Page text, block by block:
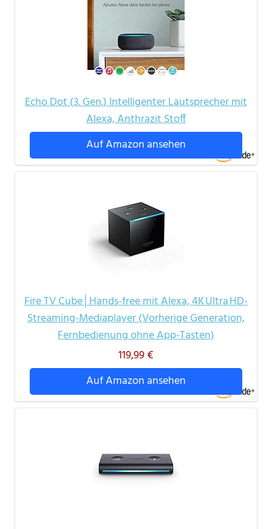
Echo Dot (3. Gen.) Intelligenter Lautsprecher mit
Alexa, Anthrazit Stoff
Auf Amazon ansehen
Fire TV Cube│Hands-free mit Alexa, 4K Ultra HD-
Streaming-Mediaplayer (Vorherige Generation,
Fernbedienung ohne App-Tasten)
119,99 €
Auf Amazon ansehen